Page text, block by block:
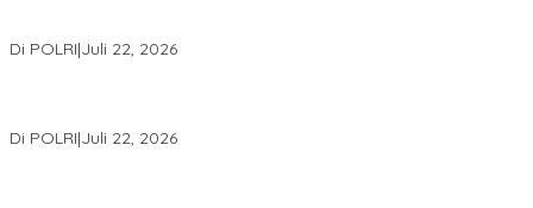
Di POLRI|Juli 22, 2026
Di POLRI|Juli 22, 2026